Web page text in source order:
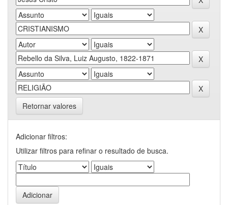
Retornar valores
Adicionar filtros:
Utilizar filtros para refinar o resultado de busca.